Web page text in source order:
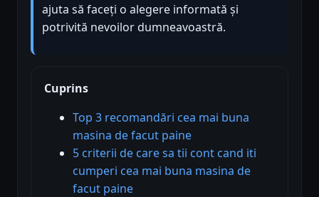
ajuta să faceți o alegere informată și
potrivită nevoilor dumneavoastră.
Cuprins
Top 3 recomandări cea mai buna
masina de facut paine
5 criterii de care sa tii cont cand iti
cumperi cea mai buna masina de
facut paine